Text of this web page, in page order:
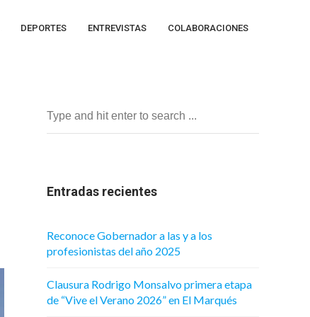
DEPORTES ENTREVISTAS COLABORACIONES
Entradas recientes
Reconoce Gobernador a las y a los
profesionistas del año 2025
Clausura Rodrigo Monsalvo primera etapa
de “Vive el Verano 2026” en El Marqués